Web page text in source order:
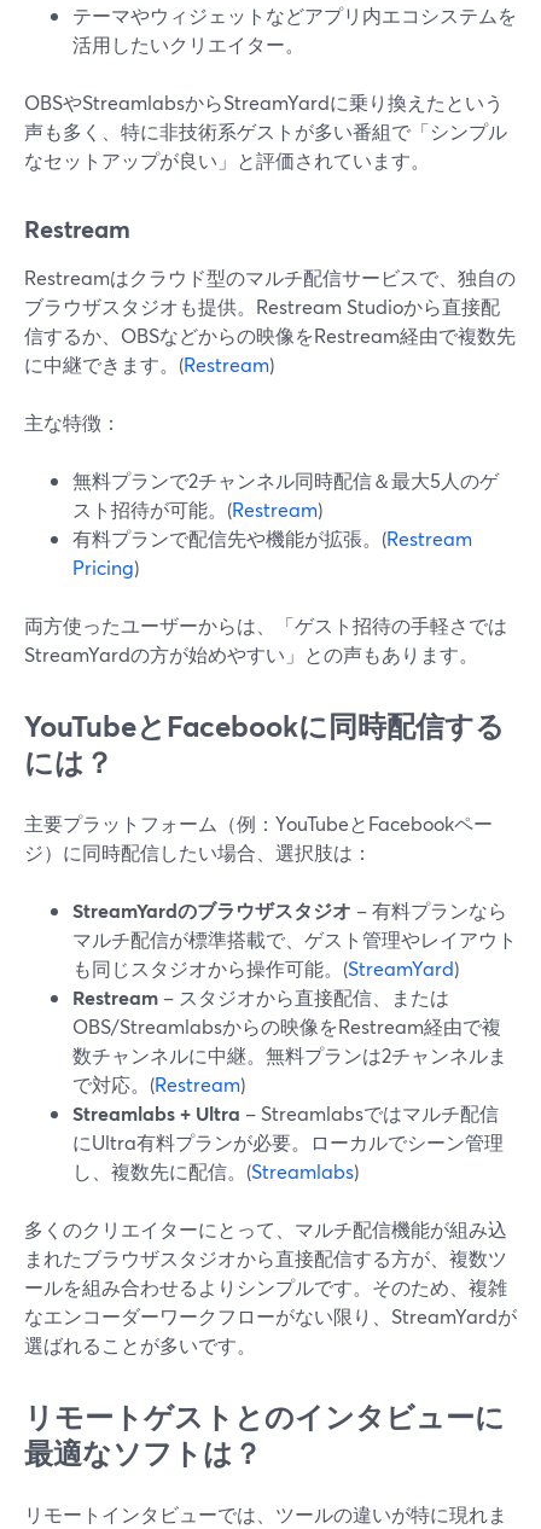
テーマやウィジェットなどアプリ内エコシステムを
活用したいクリエイター。
OBSやStreamlabsからStreamYardに乗り換えたという
声も多く、特に非技術系ゲストが多い番組で「シンプル
なセットアップが良い」と評価されています。
Restream
Restreamはクラウド型のマルチ配信サービスで、独自の
ブラウザスタジオも提供。Restream Studioから直接配
信するか、OBSなどからの映像をRestream経由で複数先
に中継できます。(Restream)
主な特徴：
無料プランで2チャンネル同時配信＆最大5人のゲ
スト招待が可能。(Restream)
有料プランで配信先や機能が拡張。(Restream
Pricing)
両方使ったユーザーからは、「ゲスト招待の手軽さでは
StreamYardの方が始めやすい」との声もあります。
YouTubeとFacebookに同時配信する
には？
主要プラットフォーム（例：YouTubeとFacebookペー
ジ）に同時配信したい場合、選択肢は：
StreamYardのブラウザスタジオ – 有料プランなら
マルチ配信が標準搭載で、ゲスト管理やレイアウト
も同じスタジオから操作可能。(StreamYard)
Restream – スタジオから直接配信、または
OBS/Streamlabsからの映像をRestream経由で複
数チャンネルに中継。無料プランは2チャンネルま
で対応。(Restream)
Streamlabs + Ultra – Streamlabsではマルチ配信
にUltra有料プランが必要。ローカルでシーン管理
し、複数先に配信。(Streamlabs)
多くのクリエイターにとって、マルチ配信機能が組み込
まれたブラウザスタジオから直接配信する方が、複数ツ
ールを組み合わせるよりシンプルです。そのため、複雑
なエンコーダーワークフローがない限り、StreamYardが
選ばれることが多いです。
リモートゲストとのインタビューに
最適なソフトは？
リモートインタビューでは、ツールの違いが特に現れま